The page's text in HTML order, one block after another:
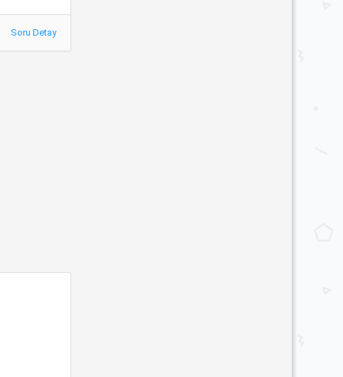
Soru Detay